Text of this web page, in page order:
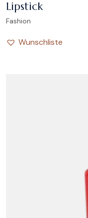
Lipstick
Fashion
Wunschliste